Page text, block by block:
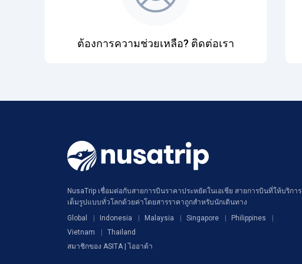
ต้องการความช่วยเหลือ? ติดต่อเรา
NusaTrip เชื่อมต่อกับสายการบินราคาประหยัดในเอเชีย สายการบินที่ให้บริการ
เต็มรูปแบบทั่วโลกด้วยค่าโดยสารราคาถูกสำหรับนักเดินทาง
Global
Indonesia Malaysia Singapore
Philippines
Vietnam
Thailand
สมาชิกของ ASITA | ไออาต้า